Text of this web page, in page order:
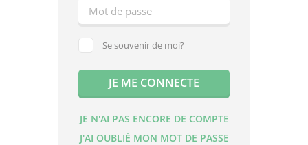
Se souvenir de moi?
JE N'AI PAS ENCORE DE COMPTE
J'AI OUBLIÉ MON MOT DE PASSE